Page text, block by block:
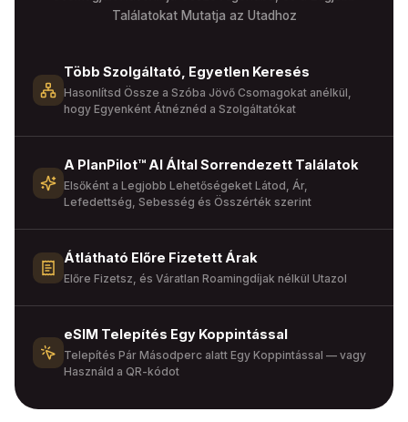
Találatokat Mutatja az Utadhoz
Több Szolgáltató, Egyetlen Keresés
Hasonlítsd Össze a Szóba Jövő Csomagokat anélkül,
hogy Egyenként Átnéznéd a Szolgáltatókat
A PlanPilot™ AI Által Sorrendezett Találatok
Elsőként a Legjobb Lehetőségeket Látod, Ár,
Lefedettség, Sebesség és Összérték szerint
Átlátható Előre Fizetett Árak
Előre Fizetsz, és Váratlan Roamingdíjak nélkül Utazol
eSIM Telepítés Egy Koppintással
Telepítés Pár Másodperc alatt Egy Koppintással — vagy
Használd a QR-kódot